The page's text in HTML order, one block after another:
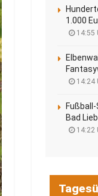
1.000
14:55
14:24
Bad
14:22